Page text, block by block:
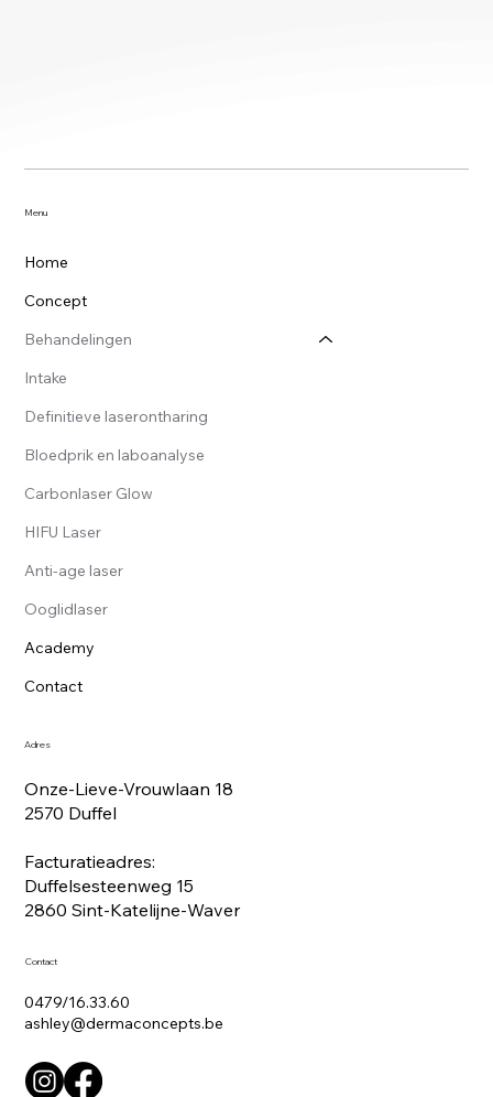
Menu
Home
Concept
Behandelingen
Intake
Definitieve laserontharing
Bloedprik en laboanalyse
Carbonlaser Glow
HIFU Laser
Anti-age laser
Ooglidlaser
Academy
Contact
Adres
Onze-Lieve-Vrouwlaan 18
2570 Duffel
Facturatieadres:
Duffelsesteenweg 15
2860 Sint-Katelijne-Waver
Contact
0479/16.33.60
ashley@dermaconcepts.be